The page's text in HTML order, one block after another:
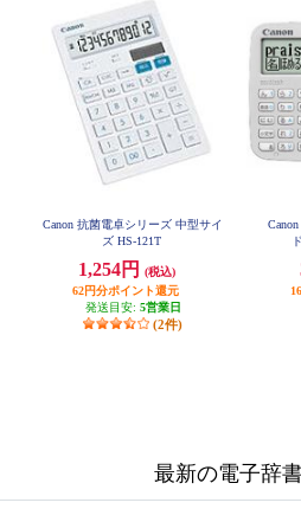
Canon 抗菌電卓シリーズ 中型サイ
ズ HS-121T
1,254円
(税込)
62円分ポイント還元
発送目安: 5営業日
(2件)
最新の電子辞